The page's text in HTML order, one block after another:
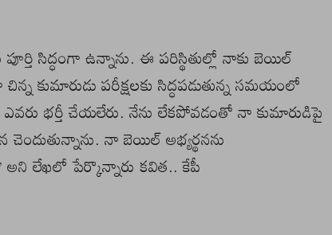
పూర్తి సిద్ధంగా ఉన్నాను. ఈ పరిస్థితుల్లో నాకు బెయిల్
కుమారుడు పరీక్షలకు సిద్ధపడుతున్న సమయంలో
భర్తీ చేయలేరు. నేను లేకపోవడంతో నా కుమారుడిపై
నా బెయిల్ అభ్యర్థనను
అని లేఖలో పేర్కొన్నారు కవిత.. కేపీ